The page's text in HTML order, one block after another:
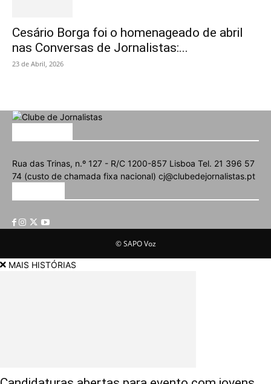
Cesário Borga foi o homenageado de abril
nas Conversas de Jornalistas:...
23 de Abril, 2026
Rua das Trinas, n.º 127 - R/C 1200-857 Lisboa Tel. 21 396 57
74 (custo de chamada fixa nacional) cj@clubedejornalistas.pt
© SAPO Voz
MAIS HISTÓRIAS